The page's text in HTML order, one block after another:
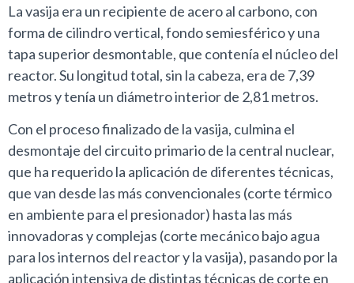
La vasija era un recipiente de acero al carbono, con
forma de cilindro vertical, fondo semiesférico y una
tapa superior desmontable, que contenía el núcleo del
reactor. Su longitud total, sin la cabeza, era de 7,39
metros y tenía un diámetro interior de 2,81 metros.
Con el proceso finalizado de la vasija, culmina el
desmontaje del circuito primario de la central nuclear,
que ha requerido la aplicación de diferentes técnicas,
que van desde las más convencionales (corte térmico
en ambiente para el presionador) hasta las más
innovadoras y complejas (corte mecánico bajo agua
para los internos del reactor y la vasija), pasando por la
aplicación intensiva de distintas técnicas de corte en